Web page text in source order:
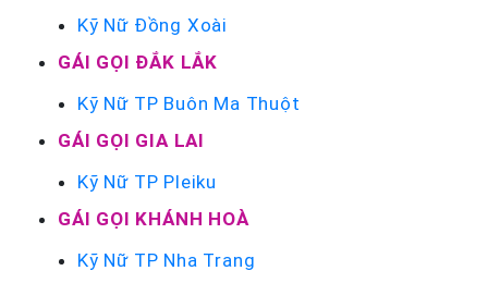
Kỹ Nữ Đồng Xoài
GÁI GỌI ĐẮK LẮK
Kỹ Nữ TP Buôn Ma Thuột
GÁI GỌI GIA LAI
Kỹ Nữ TP Pleiku
GÁI GỌI KHÁNH HOÀ
Kỹ Nữ TP Nha Trang